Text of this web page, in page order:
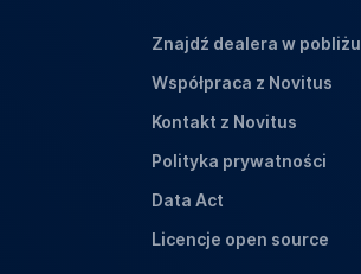
Znajdź dealera w pobliżu
Współpraca z Novitus
Kontakt z Novitus
Polityka prywatności
Data Act
Licencje open source